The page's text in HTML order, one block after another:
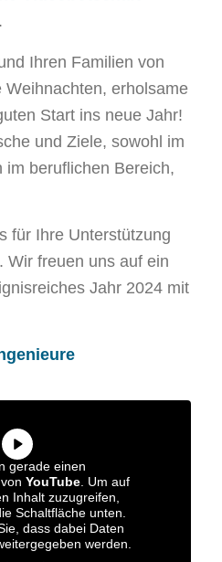
Ihren Familien von
erholsame
Start ins neue Jahr!
und Ziele, sowohl im
im beruflichen Bereich,
für Ihre Unterstützung
Wir freuen uns auf ein
Jahr 2024 mit
gerade einen
YouTube. Um auf
Inhalt zuzugreifen,
Schaltfläche unten.
dass dabei Daten
werden.